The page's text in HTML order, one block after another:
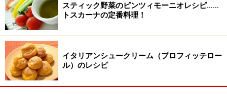
スティック野菜のピンツィモーニオレシピ……
トスカーナの定番料理！
イタリアンシュークリーム（プロフィッテロー
ル）のレシピ